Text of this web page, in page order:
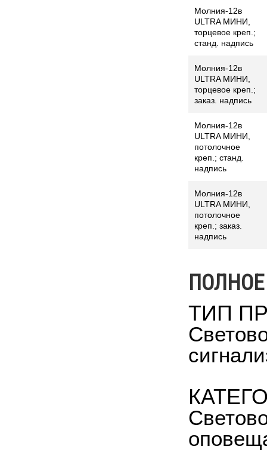
Молния-12в
ULTRA МИНИ,
торцевое креп.;
станд. надпись
Молния-12в
ULTRA МИНИ,
торцевое креп.;
заказ. надпись
Молния-12в
ULTRA МИНИ,
потолочное
креп.; станд.
надпись
Молния-12в
ULTRA МИНИ,
потолочное
креп.; заказ.
надпись
ТИП